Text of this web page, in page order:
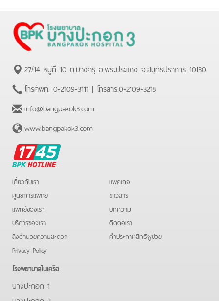
27/14 หมู่ที่ 10 ต.บางครุ อ.พระประแดง จ.สมุทรปราการ 10130
โทรศัพท์. 0-2109-3111 | โทรสาร.0-2109-3218
info@bangpakok3.com
www.bangpakok3.com
BPK
Hotline
เกี่ยวกับเรา
ศูนย์การแพทย์
แพทย์ของเรา
บริการของเรา
สิ่งอำนวยความสะดวก
Privacy Policy
แพคเกจ
ข่าวสาร
บทความ
ติดต่อเรา
คําประกาศสิทธิผู้ป่วย
โรงพยาบาลในเครือ
บางปะกอก 1